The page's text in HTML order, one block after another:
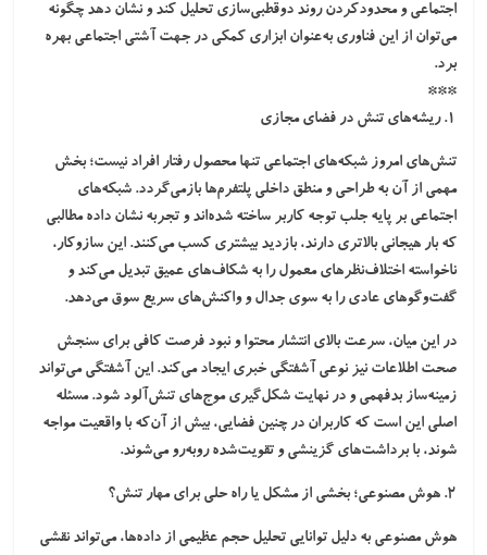
اجتماعی و محدودکردن روند دوقطبی‌سازی تحلیل کند و نشان دهد چگونه
می‌توان از این فناوری به‌عنوان ابزاری کمکی در جهت آشتی اجتماعی بهره
برد.
***
۱. ریشه‌های تنش در فضای مجازی
تنش‌های امروز شبکه‌های اجتماعی تنها محصول رفتار افراد نیست؛ بخش
مهمی از آن به طراحی و منطق داخلی پلتفرم‌ها بازمی‌گردد. شبکه‌های
اجتماعی بر پایه جلب توجه کاربر ساخته شده‌اند و تجربه نشان داده مطالبی
که بار هیجانی بالاتری دارند، بازدید بیشتری کسب می‌کنند. این سازوکار،
ناخواسته اختلاف‌نظرهای معمول را به شکاف‌های عمیق تبدیل می‌کند و
گفت‌وگوهای عادی را به سوی جدال و واکنش‌های سریع سوق می‌دهد.
در این میان، سرعت بالای انتشار محتوا و نبود فرصت کافی برای سنجش
صحت اطلاعات نیز نوعی آشفتگی خبری ایجاد می‌کند. این آشفتگی می‌تواند
زمینه‌ساز بدفهمی و در نهایت شکل‌گیری موج‌های تنش‌آلود شود. مسئله
اصلی این است که کاربران در چنین فضایی، بیش از آن‌که با واقعیت مواجه
شوند، با برداشت‌های گزینشی و تقویت‌شده روبه‌رو می‌شوند.
۲. هوش مصنوعی؛ بخشی از مشکل یا راه حلی برای مهار تنش؟
هوش مصنوعی به دلیل توانایی تحلیل حجم عظیمی از داده‌ها، می‌تواند نقشی